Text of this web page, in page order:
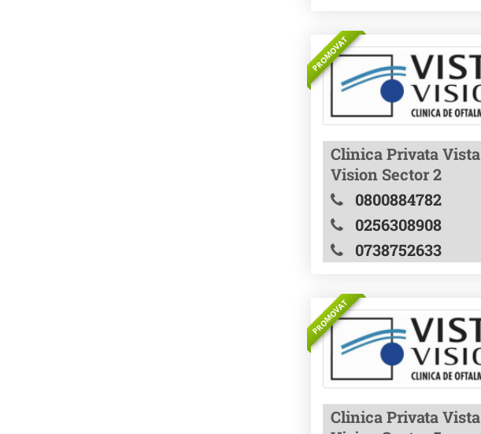
PROMOVAT
Clinica Privata Vista
Vision Sector 2
0800884782
0256308908
0738752633
PROMOVAT
Clinica Privata Vista